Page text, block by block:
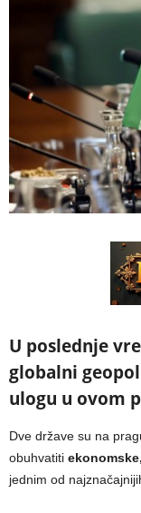
U poslednje
globalni
ulogu u ovom
Dve države su na
obuhvatiti
jednim od